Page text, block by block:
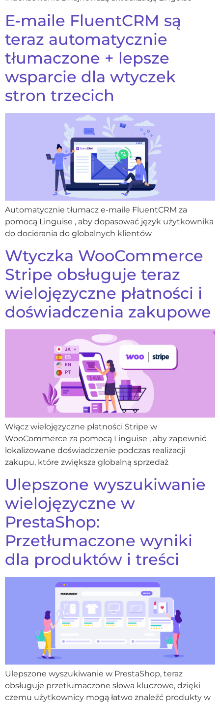
E-maile FluentCRM są
teraz automatycznie
tłumaczone + lepsze
wsparcie dla wtyczek
stron trzecich
Automatycznie tłumacz e-maile FluentCRM za
pomocą Linguise , aby dopasować język użytkownika
do docierania do globalnych klientów
Wtyczka WooCommerce
Stripe obsługuje teraz
wielojęzyczne płatności i
doświadczenia zakupowe
Włącz wielojęzyczne płatności Stripe w
WooCommerce za pomocą Linguise , aby zapewnić
lokalizowane doświadczenie podczas realizacji
zakupu, które zwiększa globalną sprzedaż
Ulepszone wyszukiwanie
wielojęzyczne w
PrestaShop:
Przetłumaczone wyniki
dla produktów i treści
Ulepszone wyszukiwanie w PrestaShop, teraz
obsługuje przetłumaczone słowa kluczowe, dzięki
czemu użytkownicy mogą łatwo znaleźć produkty w